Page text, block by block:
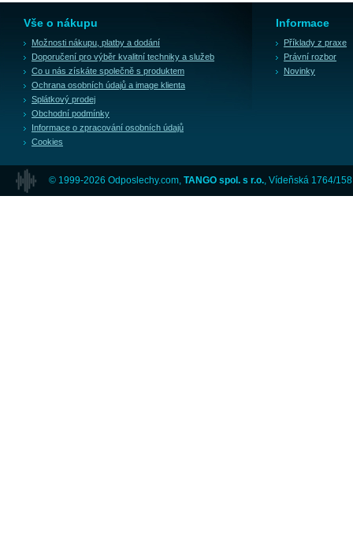
Vše o nákupu
Možnosti nákupu, platby a dodání
Doporučení pro výběr kvalitní techniky a služeb
Co u nás získáte společně s produktem
Ochrana osobních údajů a image klienta
Splátkový prodej
Obchodní podmínky
Informace o zpracování osobních údajů
Cookies
Informace
Příklady z praxe
Právní rozbor
Novinky
© 1999-2026 Odposlechy.com, TANGO spol. s r.o. , Vídeňská 1764/